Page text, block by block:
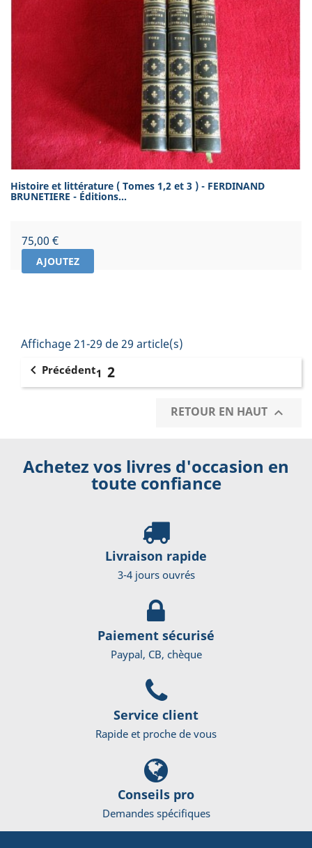
Histoire et littérature ( Tomes 1,2 et 3 ) - FERDINAND
BRUNETIERE - Éditions...
Prix
75,00 €
AJOUTEZ
Affichage 21-29 de 29 article(s)
 Précédent1 2
RETOUR EN HAUT 
Achetez vos livres d'occasion en
toute confiance
Livraison rapide
3-4 jours ouvrés
Paiement sécurisé
Paypal, CB, chèque
Service client
Rapide et proche de vous
Conseils pro
Demandes spécifiques